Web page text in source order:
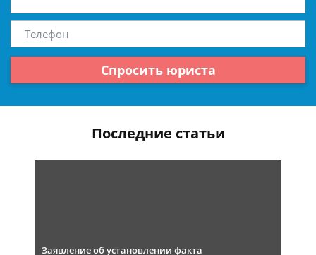
Спросить юриста
Последние статьи
Заявление об установлении факта